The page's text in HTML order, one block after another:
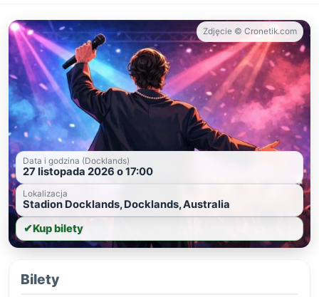
Zdjęcie © Cronetik.com
Data i godzina (Docklands)
27 listopada 2026 o 17:00
Lokalizacja
Stadion Docklands, Docklands, Australia
✔Kup bilety
Bilety